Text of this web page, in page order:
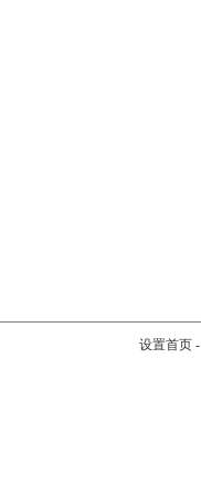
设置首页-